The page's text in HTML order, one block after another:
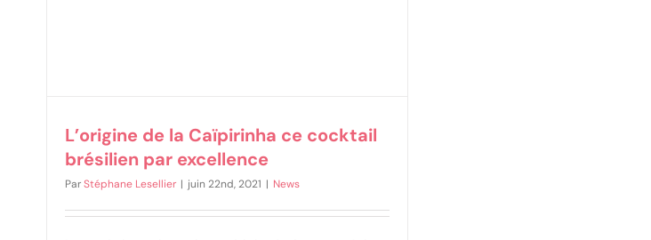
L’origine de la Caïpirinha ce cocktail
brésilien par excellence
ParStéphane Lesellier | juin 22nd, 2021 | News